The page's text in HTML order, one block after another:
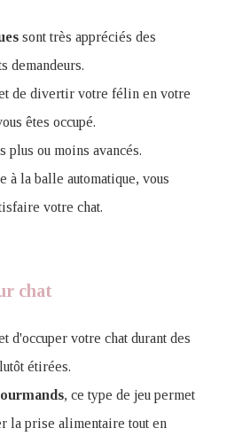
sont très appréciés des
demandeurs.
de divertir votre félin en votre
êtes occupé.
plus ou moins avancés.
à la balle automatique, vous
votre chat.
chat
d'occuper votre chat durant des
étirées.
, ce type de jeu permet
la prise alimentaire tout en